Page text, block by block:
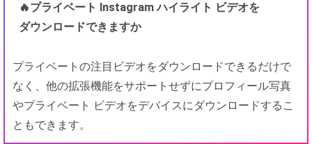
🔥プライベート Instagram ハイライト ビデオを
ダウンロードできますか
プライベートの注目ビデオをダウンロードできるだけで
なく、他の拡張機能をサポートせずにプロフィール写真
やプライベート ビデオをデバイスにダウンロードするこ
ともできます。